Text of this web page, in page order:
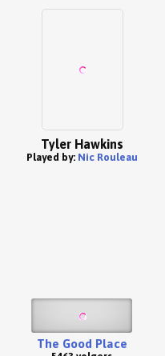
Tyler Hawkins
Played by: Nic Rouleau
The Good Place